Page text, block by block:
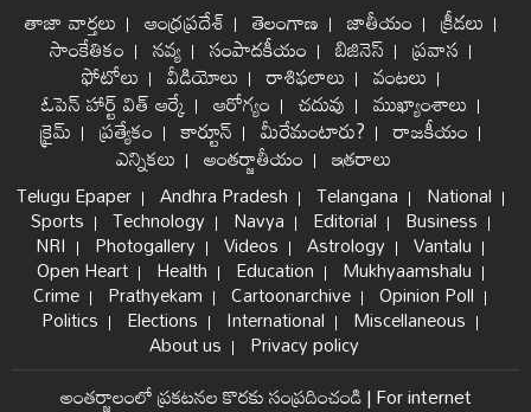
తాజా వార్తలు ఆంధ్రప్రదేశ్ తెలంగాణ జాతీయం క్రీడలు
సాంకేతికం నవ్య సంపాదకీయం బిజినెస్ ప్రవాస
ఫోటోలు వీడియోలు రాశిఫలాలు వంటలు
ఓపెన్ హార్ట్ విత్ ఆర్కే ఆరోగ్యం చదువు ముఖ్యాంశాలు
క్రైమ్ ప్రత్యేకం కార్టూన్ మీరేమంటారు? రాజకీయం
ఎన్నికలు అంతర్జాతీయం ఇతరాలు
Telugu Epaper Andhra Pradesh Telangana National
Sports Technology Navya Editorial Business
NRI Photogallery Videos Astrology Vantalu
Open Heart Health Education Mukhyaamshalu
Crime Prathyekam Cartoonarchive Opinion Poll
Politics Elections International Miscellaneous
About us Privacy policy
అంతర్జాలంలో ప్రకటనల కొరకు సంప్రదించండి|For internet